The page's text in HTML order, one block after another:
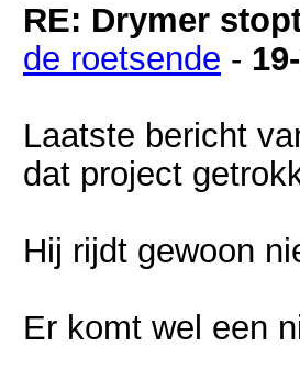
RE: Drymer
de roetsende -
Laatste bericht
dat project
Hij rijdt gewoon
Er komt wel een